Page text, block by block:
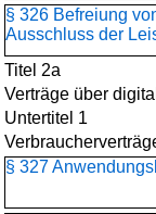
§ 326 Befreiung
Ausschluss der
Titel 2a
Verträge über
Untertitel 1
§ 327